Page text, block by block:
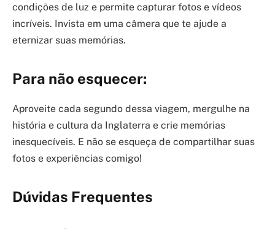
condições de luz e permite capturar fotos e vídeos
incríveis. Invista em uma câmera que te ajude a
eternizar suas memórias.
Para não esquecer:
Aproveite cada segundo dessa viagem, mergulhe na
história e cultura da Inglaterra e crie memórias
inesquecíveis. E não se esqueça de compartilhar suas
fotos e experiências comigo!
Dúvidas Frequentes